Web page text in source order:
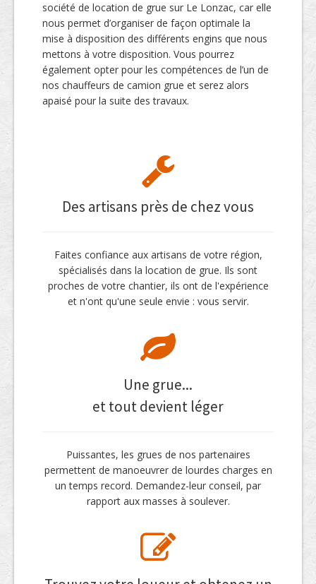
société de location de grue sur Le Lonzac, car elle
nous permet d’organiser de façon optimale la
mise à disposition des différents engins que nous
mettons à votre disposition. Vous pourrez
également opter pour les compétences de l’un de
nos chauffeurs de camion grue et serez alors
apaisé pour la suite des travaux.
Des artisans près de chez vous
Faites confiance aux artisans de votre région,
spécialisés dans la location de grue. Ils sont
proches de votre chantier, ils ont de l'expérience
et n'ont qu'une seule envie : vous servir.
Une grue...
et tout devient léger
Puissantes, les grues de nos partenaires
permettent de manoeuvrer de lourdes charges en
un temps record. Demandez-leur conseil, par
rapport aux masses à soulever.